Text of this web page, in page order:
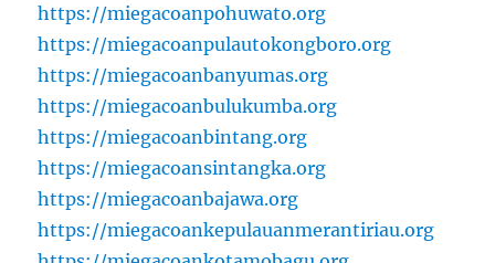
https://miegacoanpohuwato.org
https://miegacoanpulautokongboro.org
https://miegacoanbanyumas.org
https://miegacoanbulukumba.org
https://miegacoanbintang.org
https://miegacoansintangka.org
https://miegacoanbajawa.org
https://miegacoankepulauanmerantiriau.org